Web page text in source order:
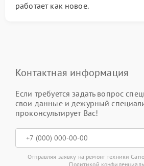
работает как новое.
Контактная информация
Если требуется задать вопрос
свои данные и дежурный
проконсультирует Вас!
Отправляя заявку на ремонт техники
Политикой